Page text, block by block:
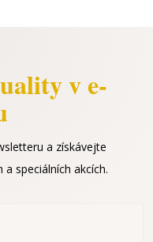
v e-
a získávejte
speciálních akcích.